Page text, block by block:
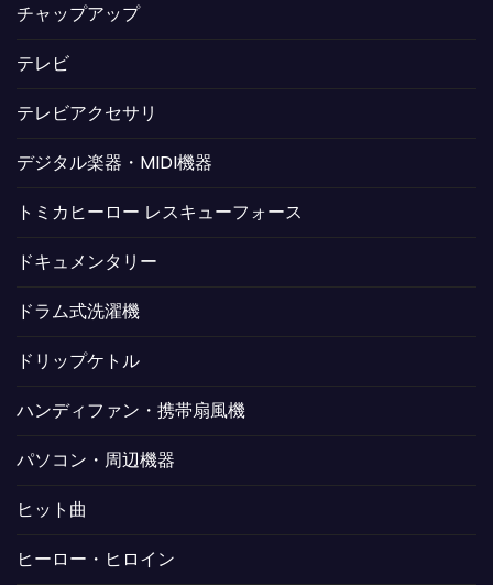
チャップアップ
テレビ
テレビアクセサリ
デジタル楽器・MIDI機器
トミカヒーロー レスキューフォース
ドキュメンタリー
ドラム式洗濯機
ドリップケトル
ハンディファン・携帯扇風機
パソコン・周辺機器
ヒット曲
ヒーロー・ヒロイン